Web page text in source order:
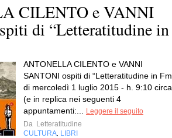
CILENTO e VANNI
di “Letteratitudine in
ANTONELLA CILENTO e VANNI
SANTONI ospiti di “Letteratitudine in
di mercoledì 1 luglio 2015 - h. 9:10 circa
(e in replica nei seguenti 4
appuntamenti:...
Leggere il seguito
Da Letteratitudine
CULTURA LIBRI